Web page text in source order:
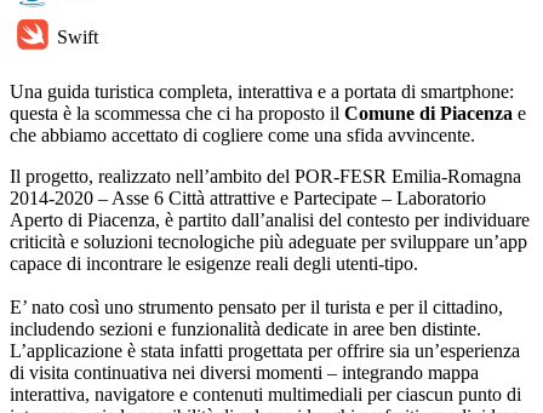
Swift
Una guida turistica completa, interattiva e a portata di smartphone:
questa è la scommessa che ci ha proposto il Comune di Piacenza e
che abbiamo accettato di cogliere come una sfida avvincente.
Il progetto, realizzato nell’ambito del POR-FESR Emilia-Romagna
2014-2020 – Asse 6 Città attrattive e Partecipate – Laboratorio
Aperto di Piacenza, è partito dall’analisi del contesto per individuare
criticità e soluzioni tecnologiche più adeguate per sviluppare un’app
capace di incontrare le esigenze reali degli utenti-tipo.
E’ nato così uno strumento pensato per il turista e per il cittadino,
includendo sezioni e funzionalità dedicate in aree ben distinte.
L’applicazione è stata infatti progettata per offrire sia un’esperienza
di visita continuativa nei diversi momenti – integrando mappa
interattiva, navigatore e contenuti multimediali per ciascun punto di